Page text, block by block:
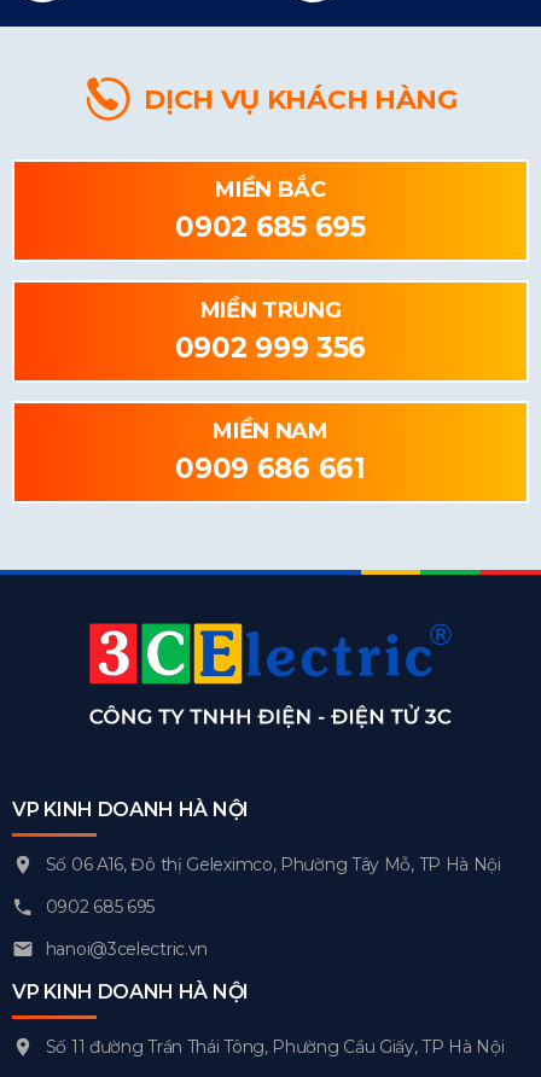
DỊCH VỤ KHÁCH HÀNG
MIỀN BẮC
0902 685 695
MIỀN TRUNG
0902 999 356
MIỀN NAM
0909 686 661
VP KINH DOANH HÀ NỘI
Số 06 A16, Đô thị Geleximco, Phường Tây Mỗ, TP Hà Nội
0902 685 695
hanoi@3celectric.vn
VP KINH DOANH HÀ NỘI
Số 11 đường Trần Thái Tông, Phường Cầu Giấy, TP Hà Nội